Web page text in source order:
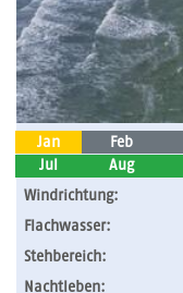
Jan Feb
Jul
Aug
Windrichtung:
Flachwasser:
Stehbereich:
Nachtleben: